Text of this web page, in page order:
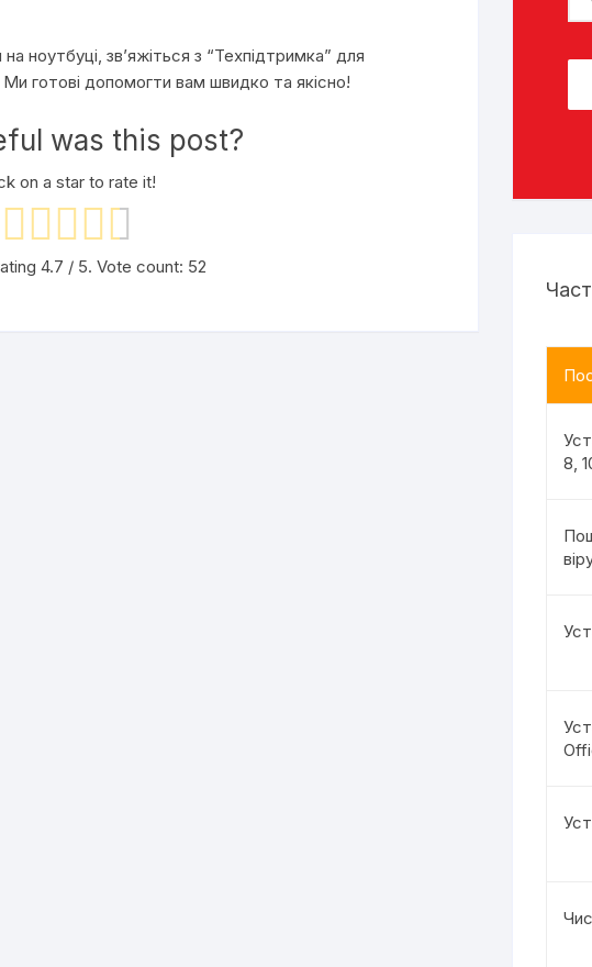
ноутбуці, зв’яжіться з “Техпідтримка” для
готові допомогти вам швидко та якісно!
was this post?
on a star to rate it!
4.7 / 5. Vote count: 52
8,